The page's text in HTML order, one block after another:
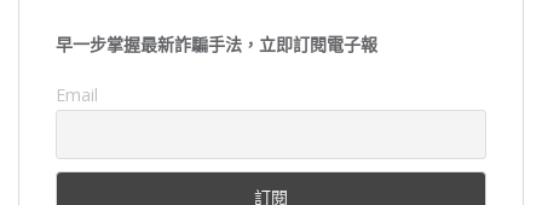
早一步掌握最新詐騙手法，立即訂閱電子報
Email